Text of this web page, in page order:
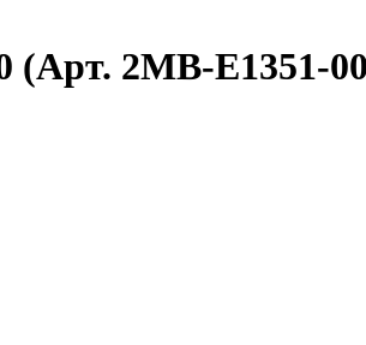
(Арт. 2MB-E1351-